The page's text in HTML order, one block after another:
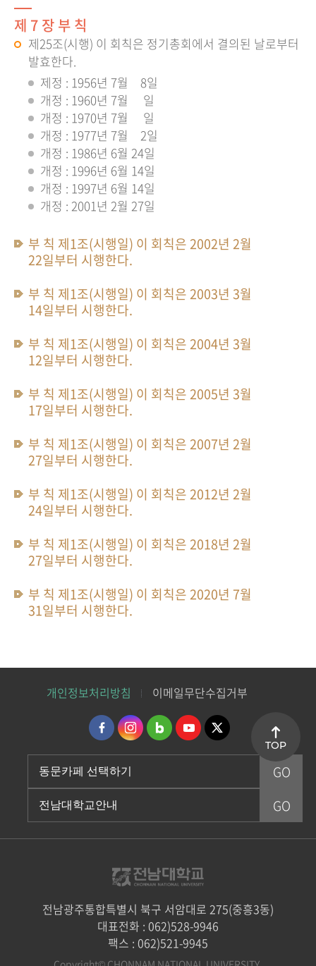
제 7 장 부 칙
제25조(시행) 이 회칙은 정기총회에서 결의된 날로부터
발효한다.
제정 : 1956년 7월 8일
개정 : 1960년 7월 일
개정 : 1970년 7월 일
개정 : 1977년 7월 2일
개정 : 1986년 6월 24일
개정 : 1996년 6월 14일
개정 : 1997년 6월 14일
개정 : 2001년 2월 27일
부 칙 제1조(시행일) 이 회칙은 2002년 2월
22일부터 시행한다.
부 칙 제1조(시행일) 이 회칙은 2003년 3월
14일부터 시행한다.
부 칙 제1조(시행일) 이 회칙은 2004년 3월
12일부터 시행한다.
부 칙 제1조(시행일) 이 회칙은 2005년 3월
17일부터 시행한다.
부 칙 제1조(시행일) 이 회칙은 2007년 2월
27일부터 시행한다.
부 칙 제1조(시행일) 이 회칙은 2012년 2월
24일부터 시행한다.
부 칙 제1조(시행일) 이 회칙은 2018년 2월
27일부터 시행한다.
부 칙 제1조(시행일) 이 회칙은 2020년 7월
31일부터 시행한다.
개인정보처리방침 이메일무단수집거부
전남광주통합특별시 북구 서암대로 275(중흥3동)
대표전화 : 062)528-9946
팩스 : 062)521-9945
TOP